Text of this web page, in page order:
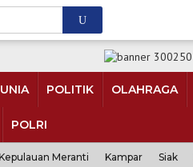
POLITIK OLAHRAGA
POLRI
Meranti Kampar Siak